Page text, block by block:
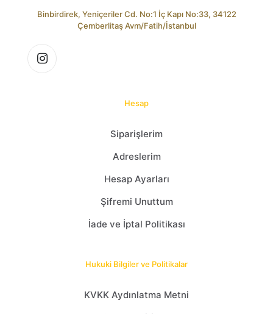
Binbirdirek, Yeniçeriler Cd. No:1 İç Kapı No:33, 34122
Çemberlitaş Avm/Fatih/İstanbul
Hesap
Siparişlerim
Adreslerim
Hesap Ayarları
Şifremi Unuttum
İade ve İptal Politikası
Hukuki Bilgiler ve Politikalar
KVKK Aydınlatma Metni